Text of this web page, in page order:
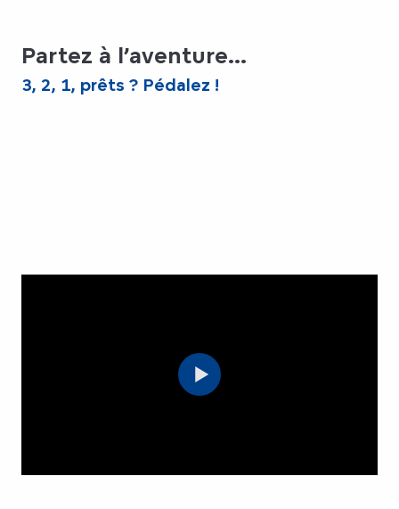
Partez à l’aventure...
3, 2, 1, prêts ? Pédalez !